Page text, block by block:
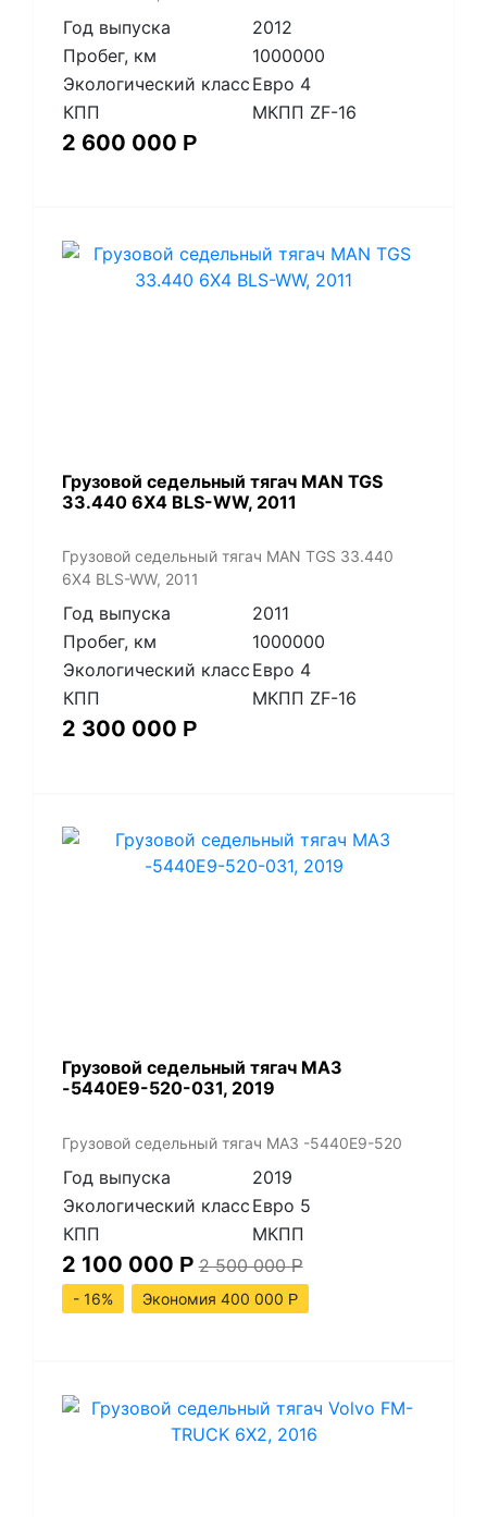
Год выпуска
2012
Пробег, км
1000000
Экологический класс Евро 4
КПП
МКПП ZF-16
2 600 000 Р
​Грузовой седельный тягач MAN TGS
33.440 6X4 BLS-WW, 2011
​Грузовой седельный тягач MAN TGS 33.440
6X4 BLS-WW, 2011
Год выпуска
2011
Пробег, км
1000000
Экологический класс Евро 4
КПП
МКПП ZF-16
2 300 000 Р
Грузовой седельный тягач МАЗ
-5440Е9-520-031, 2019
Грузовой седельный тягач МАЗ -5440Е9-520
Год выпуска
2019
Экологический класс Евро 5
КПП
МКПП
2 100 000 Р 2 500 000Р
- 16%
Экономия 400 000 Р